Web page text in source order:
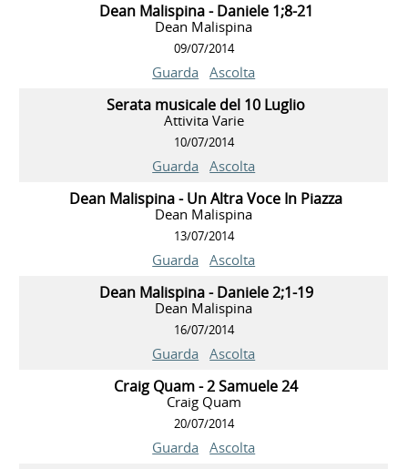
Dean Malispina - Daniele 1;8-21
Dean Malispina
09/07/2014
Guarda Ascolta
Serata musicale del 10 Luglio
Attivita Varie
10/07/2014
Guarda Ascolta
Dean Malispina - Un Altra Voce In Piazza
Dean Malispina
13/07/2014
Guarda Ascolta
Dean Malispina - Daniele 2;1-19
Dean Malispina
16/07/2014
Guarda Ascolta
Craig Quam - 2 Samuele 24
Craig Quam
20/07/2014
Guarda Ascolta